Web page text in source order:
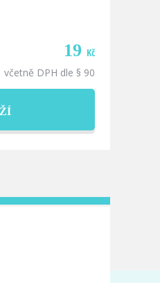
19 Kč
včetně DPH dle § 90